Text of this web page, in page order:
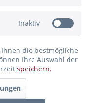
Inaktiv
die bestmögliche
Ihre Auswahl der
speichern.